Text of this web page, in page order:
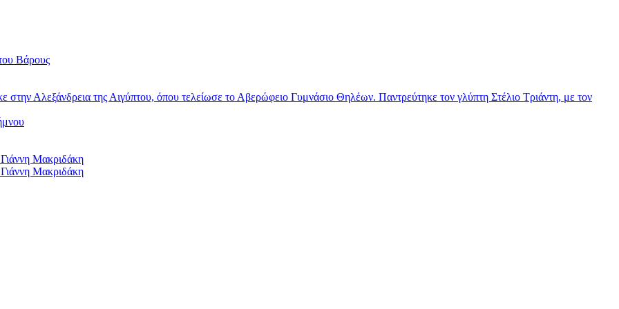
Βάρους
Αλεξάνδρεια της Αιγύπτου, όπου τελείωσε το Αβερώφειο Γυμνάσιο Θηλέων. Παντρεύτηκε τον γλύπτη Στέλιο Τριάντη, με τον
Μακριδάκη
Μακριδάκη